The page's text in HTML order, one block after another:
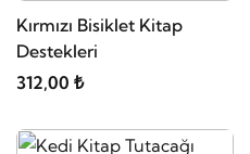
Kırmızı Bisiklet Kitap
Destekleri
312,00 ₺